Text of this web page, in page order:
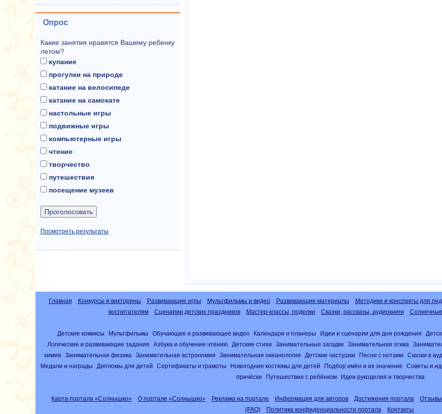
Опрос
Какие занятия нравятся Вашему ребенку
летом?
купание
прогулки на природе
катание на велосипеде
катание на самокате
настольные игры
подвижные игры
компьютерные игры
чтение
творчество
путешествия
посещение музеев
Посмотреть результаты
Главная Конкурсы и викторины Развивающие игры Мультфильмы и видео Развивающие материалы
Методики и конспекты для
воспитателям
Сценарии детских праздников Мастер-классы, поделки Сказки, рассказы, аудиокниги
Детские комиксы Мультфильмы Обучающее и развивающее видео Календари и планеры Идеи и сценарии для дня рождения
Логические и развивающие задания
Азбука и обучение чтению Детские стихи Занимательные загадки Занимательная этика
химия
Занимательная физика Занимательная астрономия Занимательная океанология Детские частушки Песни с нотами
Сказки в
Медали и награды
Дипломы для детей Сертификаты и грамоты Новогодние костюмы для детей Подбор имён и их значение
Советы и
причёски
Путешествия с ребёнком Идеи рукоделия и творчества
Карта портала «Солнышко» О портале «Солнышко» Реклама на портале Информация для авторов Достижения портала
(FAQ)
Политика конфиденциальности портала Контакты